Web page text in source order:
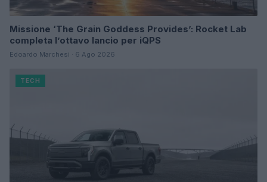
Missione ‘The Grain Goddess Provides’: Rocket Lab
completa l’ottavo lancio per iQPS
Edoardo Marchesi · 6 Ago 2026
TECH